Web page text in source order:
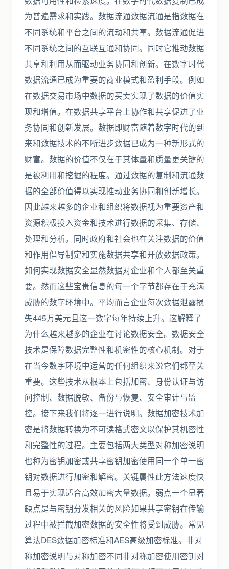
为普遍需求和实践。数据流通数据流通是指数据在
不同系统和平台之间的流动和共享。数据流通促进
不同系统之间的互联互通和协同。同时它推动数据
共享和利用从而驱动业务协同和创新。在数字时代
数据流通已成为重要的商业模式和盈利手段。例如
在数据交易市场中数据的买卖实现了数据的价值实
现和增值。在数据共享平台上协作和共享促进了业
务协同和创新发展。数据即财富随着数字时代的到
来和数据技术的不断进步数据已成为一种新形式的
财富。数据的价值不仅在于其体量和质量更关键的
是被利用和挖掘的程度。通过数据的复制和流通数
据的全部价值得以实现推动业务协同和创新增长。
因此越来越多的企业和组织将数据视为重要资产和
资源积极投入资金和技术进行数据的采集、存储、
处理和分析。同时政府和社会也在关注数据的价值
和作用倡导制定和实施数据共享和开放数据政策。
如何实现数据安全显然数据对企业和个人都至关重
要。然而这些宝贵信息的每一个字节都存在于充满
威胁的数字环境中。平均而言企业每次数据泄露损
失445万美元且这一数字每年持续上升。这解释了
为什么越来越多的企业在讨论数据安全。数据安全
技术是保障数据完整性和机密性的核心机制。对于
在当今数字环境中运营的任何组织来说它们都至关
重要。这些技术从根本上包括加密、身份认证与访
问控制、数据脱敏、备份与恢复、安全审计与监
控。接下来我们将逐一进行说明。数据加密技术加
密是将数据转换为不可读格式密文以保护其机密性
和完整性的过程。主要包括两大类型对称加密说明
也称为密钥加密或共享密钥加密使用同一个单一密
钥对数据进行加密和解密。关键属性此方法速度快
且易于实现适合高效加密大量数据。弱点一个显著
缺点是与密钥分发相关的风险如果共享密钥在传输
过程中被拦截加密数据的安全性将受到威胁。常见
算法DES数据加密标准和AES高级加密标准。非对
称加密说明与对称加密不同非对称加密使用密钥对